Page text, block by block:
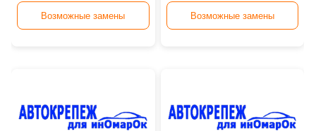
Возможные замены Возможные замены